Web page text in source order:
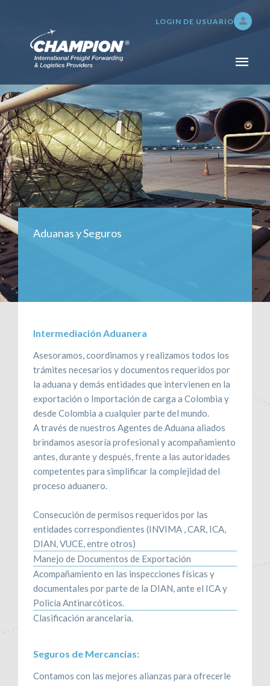
LOGIN DE USUARIO
INICIO
NOSOTROS
SERVICIOS
TRANSPORTE DE CARGA
ADUANAS Y SEGUROS
SERVICIOS DE BODEGAJE,
DISTRIBUCIÓN E
TRACKING 24/7
RECLAMOS
Aduanas y Seguros
Intermediación Aduanera
Asesoramos, coordinamos y realizamos todos los
trámites necesarios y documentos requeridos por
la aduana y demás entidades que intervienen en la
exportación o Importación de carga a Colombia y
desde Colombia a cualquier parte del mundo.
A través de nuestros Agentes de Aduana aliados
brindamos asesoría profesional y acompañamiento
antes, durante y después, frente a las autoridades
competentes para simplificar la complejidad del
proceso aduanero.
Consecución de permisos requeridos por las
entidades correspondientes (INVIMA , CAR, ICA,
DIAN, VUCE, entre otros)
Manejo de Documentos de Exportación
Acompañamiento en las inspecciones físicas y
documentales por parte de la DIAN, ante el ICA y
Policía Antinarcóticos.
Clasificación arancelaria.
Seguros de Mercancías:
Contamos con las mejores alianzas para ofrecerle